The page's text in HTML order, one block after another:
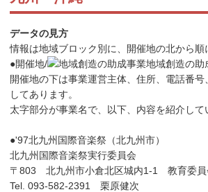
データの見方
情報は地域ブロック別に、開催地の北から順
●開催地/
地域創造の助
開催地の下は事業運営主体、住所、電話番
してあります。
太字部分が事業名で、以下、内容を紹介して
●'97北九州国際音楽祭（北九州市）
北九州国際音楽祭実行委員会
〒803 北九州市小倉北区城内1-1 教育委員
Tel. 093-582-2391 栗原健次